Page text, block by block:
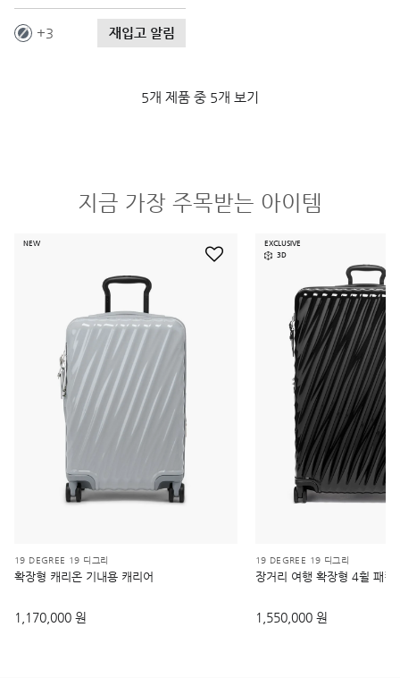
3 재입고 알림
5개 제품 중 5개 보기
지금 가장 주목받는 아이템
NEW
19 DEGREE 19 디그리
확장형 캐리온 기내용 캐리어
1,170,000 원
EXCLUSIVE
3D
19 DEGREE 19 디그리
장거리 여행 확장형 4휠 패킹
1,550,000 원